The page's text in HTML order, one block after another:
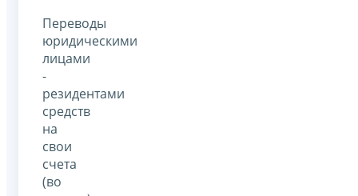
Переводы
юридическими
лицами
-
резидентами
средств
на
свои
счета
(во